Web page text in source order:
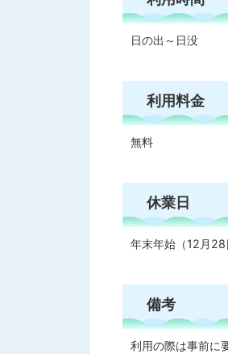
日の出～日没
利用料金
無料
休業日
年末年始（12月28
備考
利用の際は事前に